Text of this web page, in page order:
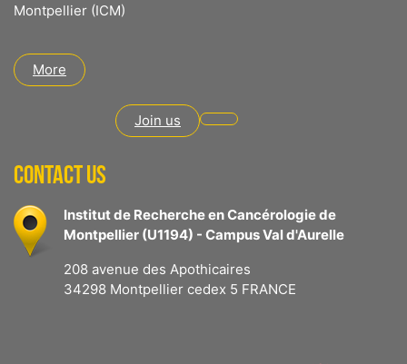
Montpellier (ICM)
More
Join us
CONTACT US
Institut de Recherche en Cancérologie de
Montpellier (U1194) - Campus Val d'Aurelle
208 avenue des Apothicaires
34298 Montpellier cedex 5 FRANCE